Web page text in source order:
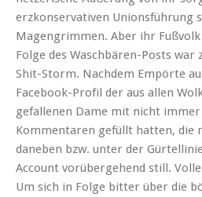
erzkonservativen Unionsführung
Magengrimmen. Aber ihr
Folge des Waschbären-Posts war
Shit-Storm. Nachdem Empörte
Facebook-Profil der aus allen
gefallenen Dame mit nicht
Kommentaren gefüllt hatten, die
daneben bzw. unter der
Account vorübergehend still.
Um sich in Folge bitter über die